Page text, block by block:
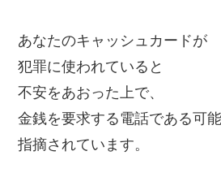
あなたのキャッシュカードが
犯罪に使われていると
不安をあおった上で、
金銭を要求する電話である可
指摘されています。